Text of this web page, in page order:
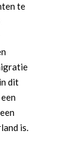
te
dit
is.